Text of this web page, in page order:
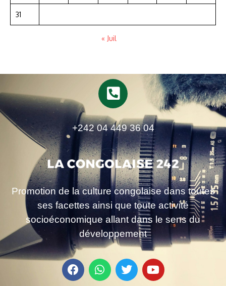
31
« Juil
+242 04 449 36 04
Promotion de la culture congolaise dans toutes
ses facettes ainsi que toute activité
socioéconomique allant dans le sens du
développement